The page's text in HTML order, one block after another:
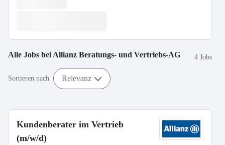
Alle Jobs bei Allianz Beratungs- und Vertriebs-AG 4 Jobs
Sortieren nach Relevanz
Kundenberater im Vertrieb
(m/w/d)